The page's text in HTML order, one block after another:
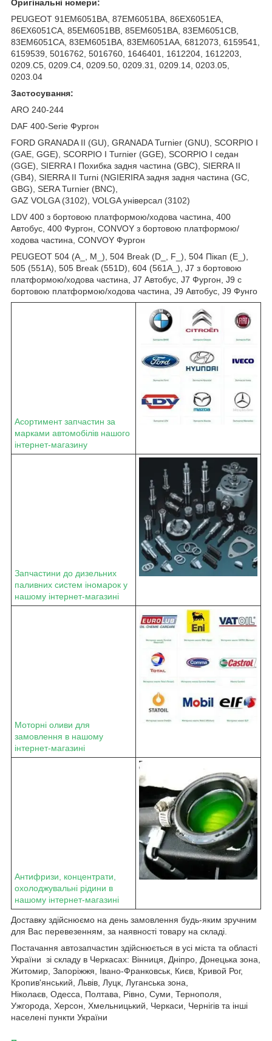
Оригінальні номери:
PEUGEOT 91EM6051BA, 87EM6051BA, 86EX6051EA,
86EX6051CA, 85EM6051BB, 85EM6051BA, 83EM6051CB,
83EM6051CA, 83EM6051BA, 83EM6051AA, 6812073, 6159541,
6159539, 5016762, 5016760, 1646401, 1612204, 1612203,
0209.C5, 0209.C4, 0209.50, 0209.31, 0209.14, 0203.05,
0203.04
Застосування:
ARO 240-244
DAF 400-Serie Фургон
FORD GRANADA II (GU), GRANADA Turnier (GNU), SCORPIO I
(GAE, GGE), SCORPIO I Turnier (GGE), SCORPIO I седан
(GGE), SIERRA I Похибка задня частина (GBC), SIERRA II
(GB4), SIERRA II Turni (NGIERIRA задня задня частина (GC,
GBG), SERA Turnier (BNC),
GAZ VOLGA (3102), VOLGA універсал (3102)
LDV 400 з бортовою платформою/ходова частина, 400
Автобус, 400 Фургон, CONVOY з бортовою платформою/
ходова частина, CONVOY Фургон
PEUGEOT 504 (A_, M_), 504 Break (D_, F_), 504 Пікап (E_),
505 (551A), 505 Break (551D), 604 (561A_), J7 з бортовою
платформою/ходова частина, J7 Автобус, J7 Фургон, J9 c
бортовою платформою/ходова частина, J9 Автобус, J9 Фунго
Асортимент запчастин за
марками автомобілів нашого
інтернет-магазину
Запчастини до дизельних
паливних систем іномарок у
нашому інтернет-магазині
Моторні оливи для
замовлення в нашому
інтернет-магазині
Антифризи, концентрати,
охолоджувальні рідини в
нашому інтернет-магазині
Доставку здійснюємо на день замовлення будь-яким зручним
для Вас перевезенням, за наявності товару на складі.
Постачання автозапчастин здійснюється в усі міста та області
України зі складу в Черкасах: Вінниця, Дніпро, Донецька зона,
Житомир, Запоріжжя, Івано-Франковськ, Києв, Кривой Рог,
Кропив'янський, Львів, Луцк, Луганська зона,
Ніколаєв, Одесса, Полтава, Рівно, Суми, Тернополя,
Ужгорода, Херсон, Хмельницький, Черкаси, Чернігів та інші
населені пункти України